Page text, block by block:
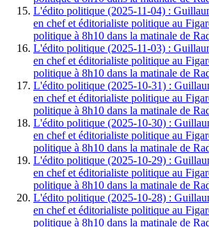
L'édito politique (2025-11-04) :
en chef et éditorialiste politique au
politique à 8h10 dans la matinale de
L'édito politique (2025-11-03) :
en chef et éditorialiste politique au
politique à 8h10 dans la matinale de
L'édito politique (2025-10-31) :
en chef et éditorialiste politique au
politique à 8h10 dans la matinale de
L'édito politique (2025-10-30) :
en chef et éditorialiste politique au
politique à 8h10 dans la matinale de
L'édito politique (2025-10-29) :
en chef et éditorialiste politique au
politique à 8h10 dans la matinale de
L'édito politique (2025-10-28) :
en chef et éditorialiste politique au
politique à 8h10 dans la matinale de